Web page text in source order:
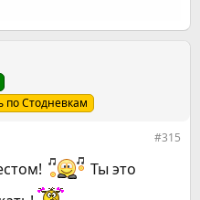
по Стодневкам
#315
Ты это